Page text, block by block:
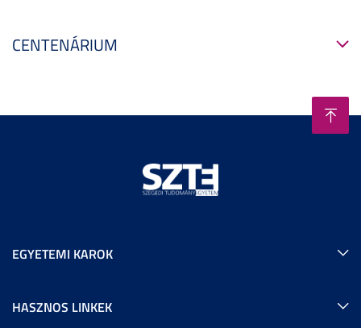
CENTENÁRIUM
EGYETEMI KAROK
HASZNOS LINKEK